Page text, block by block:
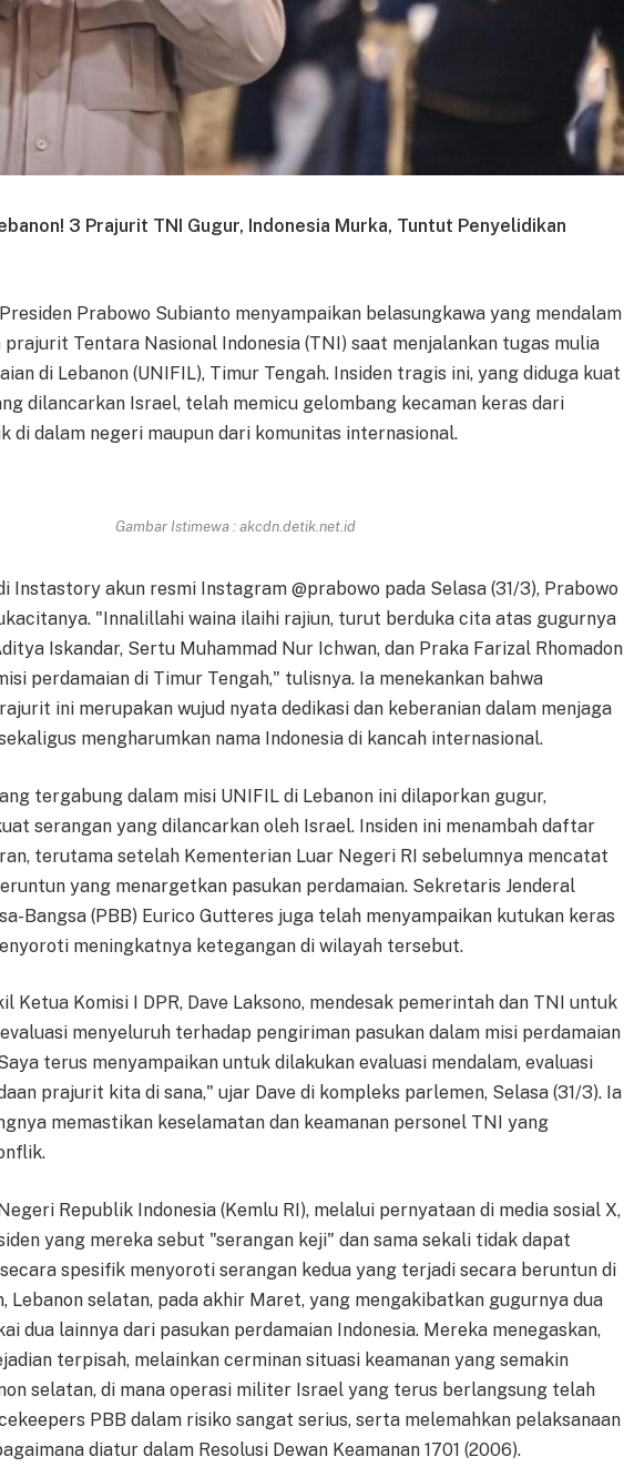
3 Prajurit TNI Gugur, Indonesia Murka, Tuntut Penyelidikan
Presiden Prabowo Subianto menyampaikan belasungkawa yang mendalam
Tentara Nasional Indonesia (TNI) saat menjalankan tugas mulia
di Lebanon (UNIFIL), Timur Tengah. Insiden tragis ini, yang diduga kuat
dilancarkan Israel, telah memicu gelombang kecaman keras dari
di dalam negeri maupun dari komunitas internasional.
Gambar Istimewa : akcdn.detik.net.id
Instastory akun resmi Instagram @prabowo pada Selasa (31/3), Prabowo
"Innalillahi waina ilaihi rajiun, turut berduka cita atas gugurnya
Iskandar, Sertu Muhammad Nur Ichwan, dan Praka Farizal Rhomadon
perdamaian di Timur Tengah," tulisnya. Ia menekankan bahwa
ini merupakan wujud nyata dedikasi dan keberanian dalam menjaga
mengharumkan nama Indonesia di kancah internasional.
tergabung dalam misi UNIFIL di Lebanon ini dilaporkan gugur,
serangan yang dilancarkan oleh Israel. Insiden ini menambah daftar
terutama setelah Kementerian Luar Negeri RI sebelumnya mencatat
yang menargetkan pasukan perdamaian. Sekretaris Jenderal
Bangsa (PBB) Eurico Gutteres juga telah menyampaikan kutukan keras
meningkatnya ketegangan di wilayah tersebut.
Ketua Komisi I DPR, Dave Laksono, mendesak pemerintah dan TNI untuk
menyeluruh terhadap pengiriman pasukan dalam misi perdamaian
terus menyampaikan untuk dilakukan evaluasi mendalam, evaluasi
prajurit kita di sana," ujar Dave di kompleks parlemen, Selasa (31/3). Ia
memastikan keselamatan dan keamanan personel TNI yang
Republik Indonesia (Kemlu RI), melalui pernyataan di media sosial X,
yang mereka sebut "serangan keji" dan sama sekali tidak dapat
spesifik menyoroti serangan kedua yang terjadi secara beruntun di
Lebanon selatan, pada akhir Maret, yang mengakibatkan gugurnya dua
dua lainnya dari pasukan perdamaian Indonesia. Mereka menegaskan,
terpisah, melainkan cerminan situasi keamanan yang semakin
selatan, di mana operasi militer Israel yang terus berlangsung telah
PBB dalam risiko sangat serius, serta melemahkan pelaksanaan
diatur dalam Resolusi Dewan Keamanan 1701 (2006).